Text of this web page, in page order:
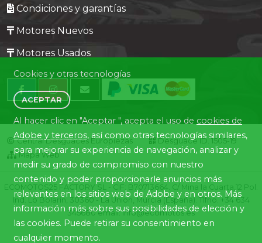
Condiciones y garantías
Motores Nuevos
Motores Usados
Central Desguaces Europiezas
Desguace ID. 1505-19
Mapa Web
ECOMOTOS25 FACTORY SL - CIF: B70713664. C/ Mina la Cuarta,12 Pol.
Ind. Lo Bolarín, 30360 - La Union, Murcia (España). Tlfno. +34 634
345680 email: info@ecomotos.es
Cookies y otras tecnologías
ACEPTAR
Al hacer clic en "Aceptar ", acepta el uso de cookies de
Adobe y terceros, así como otras tecnologías similares,
para mejorar su experiencia de navegación, analizar y
medir su grado de compromiso con nuestro
contenido y poder proporcionarle anuncios más
relevantes en los sitios web de Adobe y en otros. Más
información más sobre sus posibilidades de elección y
las cookies. Puede retirar su consentimiento en
cualquier momento.